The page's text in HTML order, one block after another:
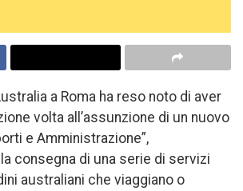
a Roma ha reso noto di aver
volta all’assunzione di un nuovo
e Amministrazione”,
consegna di una serie di servizi
australiani che viaggiano o